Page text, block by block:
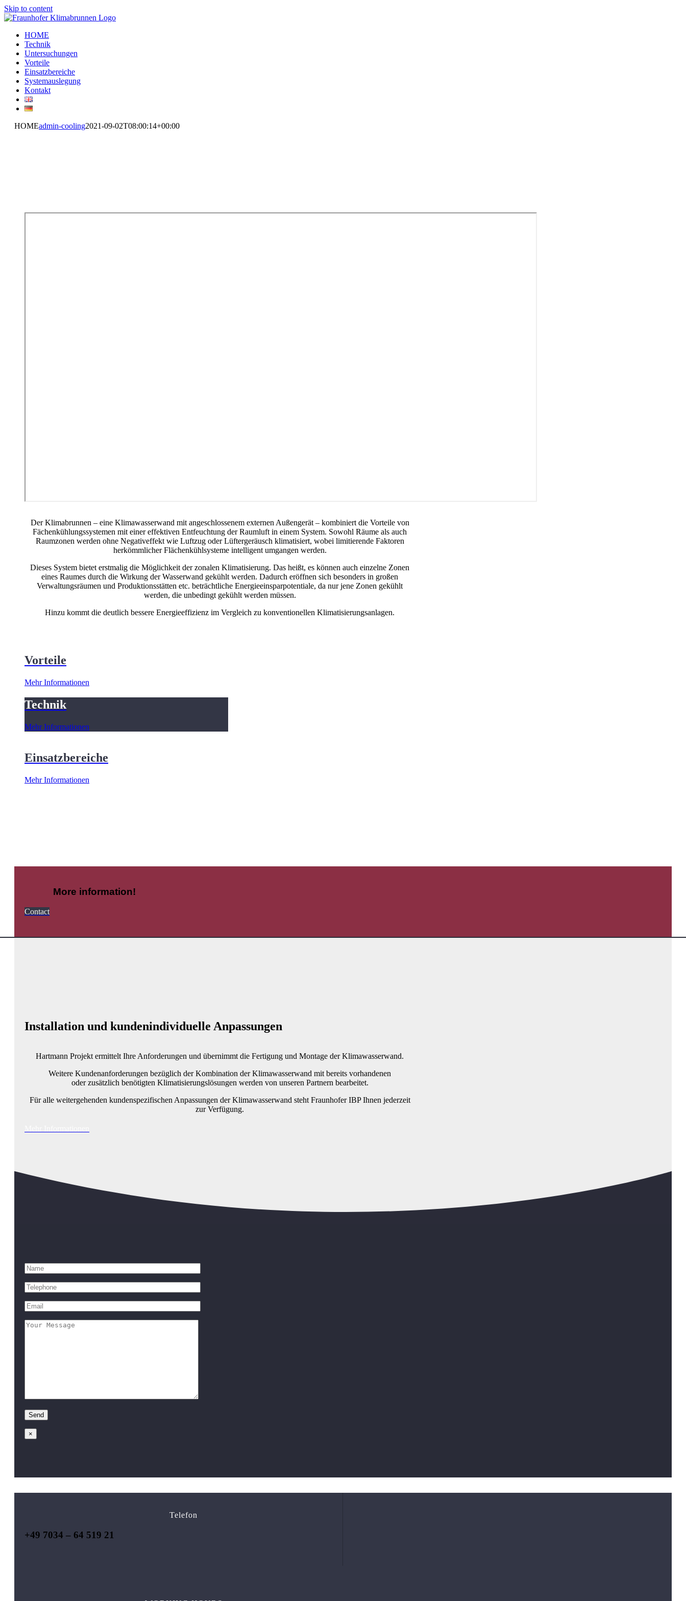
Skip to content
HOME
Technik
Untersuchungen
Vorteile
Einsatzbereiche
Systemauslegung
Kontakt
HOMEadmin-cooling2021-09-02T08:00:14+00:00
Der Klimabrunnen – eine Klimawasserwand mit angeschlossenem externen Außengerät – kombiniert die Vorteile von
Fächenkühlungssystemen mit einer effektiven Entfeuchtung der Raumluft in einem System. Sowohl Räume als auch
Raumzonen werden ohne Negativeffekt wie Luftzug oder Lüftergeräusch klimatisiert, wobei limitierende Faktoren
herkömmlicher Flächenkühlsysteme intelligent umgangen werden.
Dieses System bietet erstmalig die Möglichkeit der zonalen Klimatisierung. Das heißt, es können auch einzelne Zonen
eines Raumes durch die Wirkung der Wasserwand gekühlt werden. Dadurch eröffnen sich besonders in großen
Verwaltungsräumen und Produktionsstätten etc. beträchtliche Energieeinsparpotentiale, da nur jene Zonen gekühlt
werden, die unbedingt gekühlt werden müssen.
Hinzu kommt die deutlich bessere Energieeffizienz im Vergleich zu konventionellen Klimatisierungsanlagen.
Vorteile
Mehr Informationen
Technik
Mehr Informationen
Einsatzbereiche
Mehr Informationen
More information!
Contact
Installation und kundenindividuelle Anpassungen
Hartmann Projekt ermittelt Ihre Anforderungen und übernimmt die Fertigung und Montage der Klimawasserwand.
Weitere Kundenanforderungen bezüglich der Kombination der Klimawasserwand mit bereits vorhandenen
oder zusätzlich benötigten Klimatisierungslösungen werden von unseren Partnern bearbeitet.
Für alle weitergehenden kundenspezifischen Anpassungen der Klimawasserwand steht Fraunhofer IBP Ihnen jederzeit
zur Verfügung.
×
Telefon
+49 7034 – 64 519 21